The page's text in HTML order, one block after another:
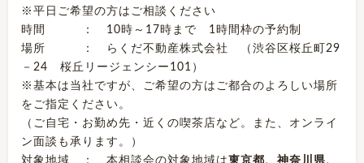
※平日ご希望の方はご相談ください
時間 ： 10時～17時まで 1時間枠の予約制
場所 ： らくだ不動産株式会社 （渋谷区桜丘町29
－24 桜丘リージェンシー101）
※基本は当社ですが、ご希望の方はご都合のよろしい場所
をご指定ください。
（ご自宅・お勤め先・近くの喫茶店など。また、オンライ
ン面談も承ります。）
対象地域 ： 本相談会の対象地域は東京都、神奈川県、